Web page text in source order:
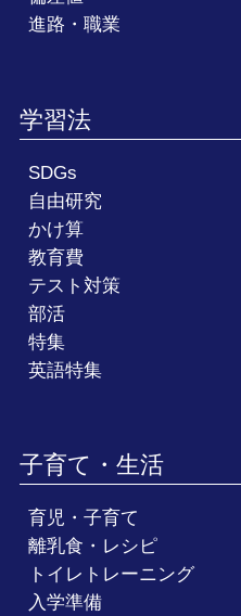
進路・職業
学習法
SDGs
自由研究
かけ算
教育費
テスト対策
部活
特集
英語特集
子育て・生活
育児・子育て
離乳食・レシピ
トイレトレーニング
入学準備